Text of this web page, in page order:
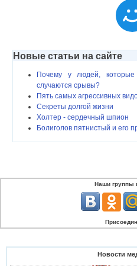
Новые статьи на сайте
Почему у людей, которые
случаются срывы?
Пять самых агрессивных
Секреты долгой жизни
Холтер - сердечный шпион
Болиголов пятнистый и его
Наши группы
Новости